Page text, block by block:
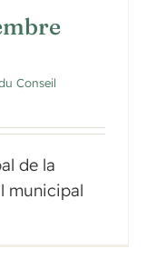
Conseil
de la
municipal